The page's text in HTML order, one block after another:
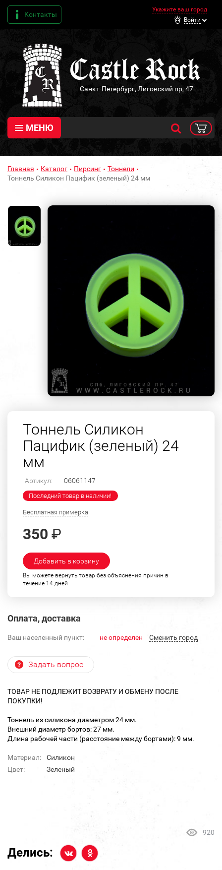
Контакты
Укажите ваш город
Войти
Санкт-Петербург, Лиговский пр, 47
МЕНЮ
Главная Каталог Пирсинг
Тоннели
Тоннель Силикон Пацифик (зеленый) 24 мм
Тоннель Силикон
Пацифик (зеленый) 24
мм
Артикул: 06061147
Последний товар в наличии!
Бесплатная примерка
350 ₽
Добавить в корзину
Вы можете вернуть товар без объяснения причин в
течение 14 дней
Оплата, доставка
Ваш населенный пункт: не определен Cменить город
Задать вопрос
ТОВАР НЕ ПОДЛЕЖИТ ВОЗВРАТУ И ОБМЕНУ ПОСЛЕ
ПОКУПКИ!
Тоннель из силикона диаметром 24 мм.
Внешний диаметр бортов: 27 мм.
Длина рабочей части (расстояние между бортами): 9 мм.
Материал:
Силикон
Цвет:
Зеленый
920
Делись: